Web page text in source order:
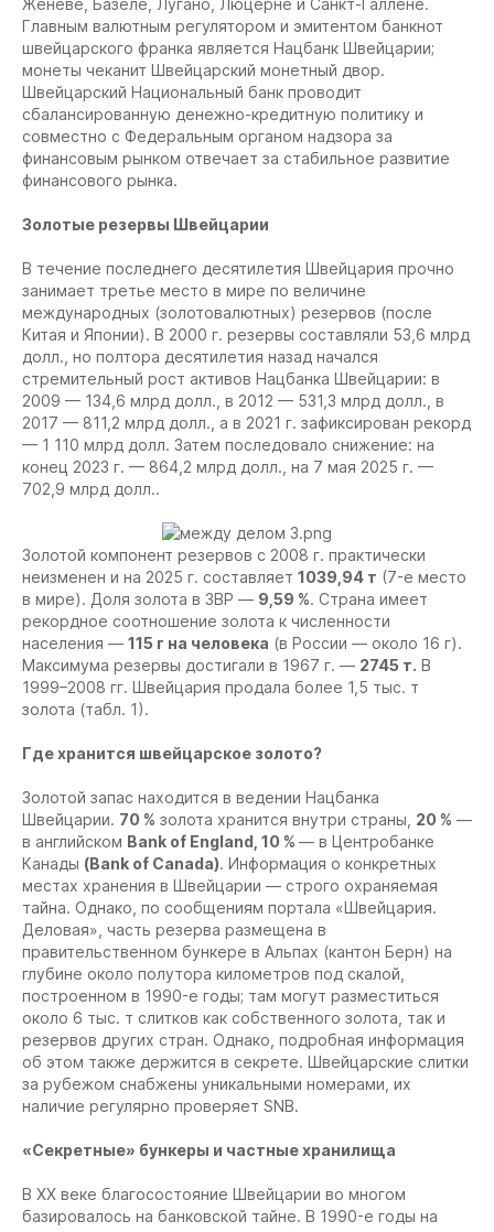
Главным валютным регулятором и эмитентом банкнот
швейцарского франка является Нацбанк Швейцарии;
монеты чеканит Швейцарский монетный двор.
Швейцарский Национальный банк проводит
сбалансированную денежно-кредитную политику и
совместно с Федеральным органом надзора за
финансовым рынком отвечает за стабильное развитие
финансового рынка.
Золотые резервы Швейцарии
В течение последнего десятилетия Швейцария прочно
занимает третье место в мире по величине
международных (золотовалютных) резервов (после
Китая и Японии). В 2000 г. резервы составляли 53,6 млрд
долл., но полтора десятилетия назад начался
стремительный рост активов Нацбанка Швейцарии: в
2009 — 134,6 млрд долл., в 2012 — 531,3 млрд долл., в
2017 — 811,2 млрд долл., а в 2021 г. зафиксирован рекорд
— 1 110 млрд долл. Затем последовало снижение: на
конец 2023 г. — 864,2 млрд долл., на 7 мая 2025 г. —
702,9 млрд долл..
Золотой компонент резервов с 2008 г. практически
неизменен и на 2025 г. составляет 1039,94 т (7-е место
в мире). Доля золота в ЗВР — 9,59 %. Страна имеет
рекордное соотношение золота к численности
населения — 115 г на человека (в России — около 16 г).
Максимума резервы достигали в 1967 г. — 2745 т. В
1999–2008 гг. Швейцария продала более 1,5 тыс. т
золота (табл. 1).
Где хранится швейцарское золото?
Золотой запас находится в ведении Нацбанка
Швейцарии. 70 % золота хранится внутри страны, 20 % —
в английском Bank of England, 10 % — в Центробанке
Канады (Bank of Canada). Информация о конкретных
местах хранения в Швейцарии — строго охраняемая
тайна. Однако, по сообщениям портала «Швейцария.
Деловая», часть резерва размещена в
правительственном бункере в Альпах (кантон Берн) на
глубине около полутора километров под скалой,
построенном в 1990-е годы; там могут разместиться
около 6 тыс. т слитков как собственного золота, так и
резервов других стран. Однако, подробная информация
об этом также держится в секрете. Швейцарские слитки
за рубежом снабжены уникальными номерами, их
наличие регулярно проверяет SNB.
«Секретные» бункеры и частные хранилища
В XX веке благосостояние Швейцарии во многом
базировалось на банковской тайне. В 1990-е годы на